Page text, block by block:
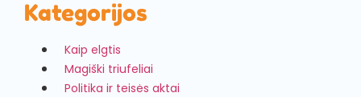
Kategorijos
Kaip elgtis
Magiški triufeliai
Politika ir teisės aktai